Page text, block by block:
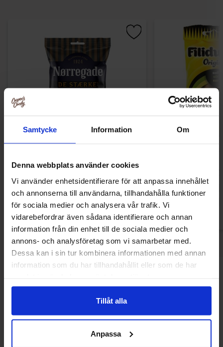
Samtycke Information Om
Denna webbplats använder cookies
Vi använder enhetsidentifierare för att anpassa innehållet
och annonserna till användarna, tillhandahålla funktioner
för sociala medier och analysera vår trafik. Vi
vidarebefordrar även sådana identifierare och annan
information från din enhet till de sociala medier och
annons- och analysföretag som vi samarbetar med.
Dessa kan i sin tur kombinera informationen med annan
information som du har tillhandahållit eller som de har
Tillåt alla
Anpassa
Køb
-50%